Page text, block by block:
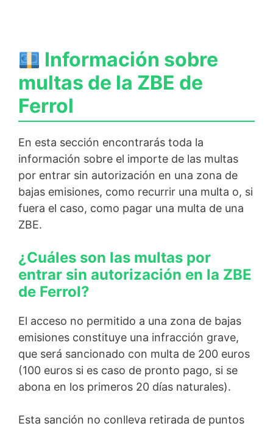
Información sobre
multas de la ZBE de
Ferrol
En esta sección encontrarás toda la
información sobre el importe de las multas
por entrar sin autorización en una zona de
bajas emisiones, como recurrir una multa o, si
fuera el caso, como pagar una multa de una
ZBE.
¿Cuáles son las multas por
entrar sin autorización en la ZBE
de Ferrol?
El acceso no permitido a una zona de bajas
emisiones constituye una infracción grave,
que será sancionado con multa de 200 euros
(100 euros si es caso de pronto pago, si se
abona en los primeros 20 días naturales).
Esta sanción no conlleva retirada de puntos